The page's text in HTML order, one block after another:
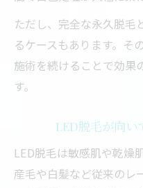
ただし、完全な永久脱毛
るケースもあります。そ
施術を続けることで効果
す。
LED脱毛が向い
LED脱毛は敏感肌や乾燥
産毛や白髪など従来のレ